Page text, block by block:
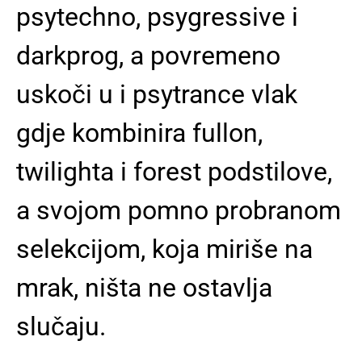
psytechno, psygressive i
darkprog, a povremeno
uskoči u i psytrance vlak
gdje kombinira fullon,
twilighta i forest podstilove,
a svojom pomno probranom
selekcijom, koja miriše na
mrak, ništa ne ostavlja
slučaju.